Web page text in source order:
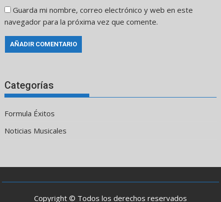
Guarda mi nombre, correo electrónico y web en este
navegador para la próxima vez que comente.
Categorías
Formula Éxitos
Noticias Musicales
Copyright © Todos los derechos reservados